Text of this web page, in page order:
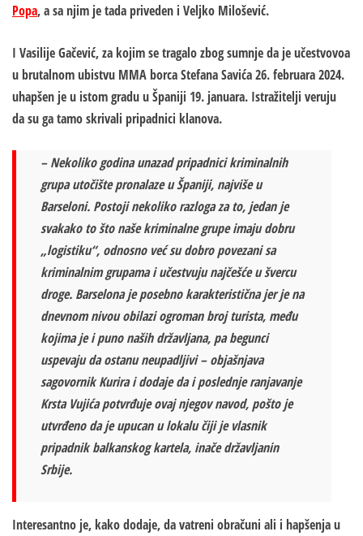
Popa, a sa njim je tada priveden i Veljko Milošević.
I Vasilije Gačević, za kojim se tragalo zbog sumnje da je učestvovoa
u brutalnom ubistvu MMA borca Stefana Savića 26. februara 2024.
uhapšen je u istom gradu u Španiji 19. januara. Istražitelji veruju
da su ga tamo skrivali pripadnici klanova.
– Nekoliko godina unazad pripadnici kriminalnih
grupa utočište pronalaze u Španiji, najviše u
Barseloni. Postoji nekoliko razloga za to, jedan je
svakako to što naše kriminalne grupe imaju dobru
„logistiku“, odnosno već su dobro povezani sa
kriminalnim grupama i učestvuju najčešće u švercu
droge. Barselona je posebno karakteristična jer je na
dnevnom nivou obilazi ogroman broj turista, među
kojima je i puno naših državljana, pabegunci
uspevaju da ostanu neupadljivi– objašnjava
sagovornik Kurira i dodaje da i poslednje ranjavanje
Krsta Vujića potvrđuje ovaj njegov navod, pošto je
utvrđeno da je upucan u lokalu čiji je vlasnik
pripadnik balkanskog kartela, inače državljanin
Srbije.
Interesantno je, kako dodaje, da vatreni obračuni ali i hapšenja u